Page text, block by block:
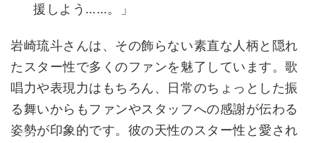
援しよう……。」
岩崎琉斗さんは、その飾らない素直な人柄と隠れ
たスター性で多くのファンを魅了しています。歌
唱力や表現力はもちろん、日常のちょっとした振
る舞いからもファンやスタッフへの感謝が伝わる
姿勢が印象的です。彼の天性のスター性と愛され